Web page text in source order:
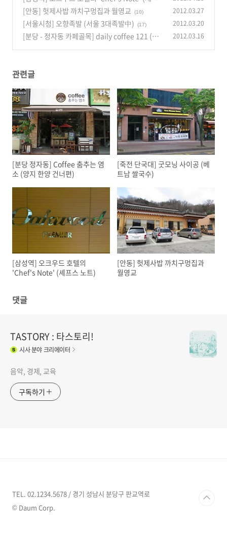
스 노트) (9)
[안동] 헛제사밥 까치구멍집과 월영교 (10) 2012.03.27
[서울시청] 오향족발 (서울 3대족발中) (17) 2012.03.20
[분당 - 정자동 카페골목] daily coffee 121 (커
2012.03.16
관련글
[분당 정자동] Coffee 춤추는 염
소 (양지 한양 건너편)
[죽전 단국대] 굿모닝 사이공 (베
트남 쌀국수)
[삼성역] 오크우드 호텔의
'Chef's Note' (셰프스 노트)
[안동] 헛제사밥 까치구멍집과
월영교
댓글
TASTORY : 타스토리!
시사분야 크리에이터
음악, 경제, 교육
구독하기
TEL. 02.1234.5678 / 경기 성남시 분당구 판교역로
© Daum Corp.